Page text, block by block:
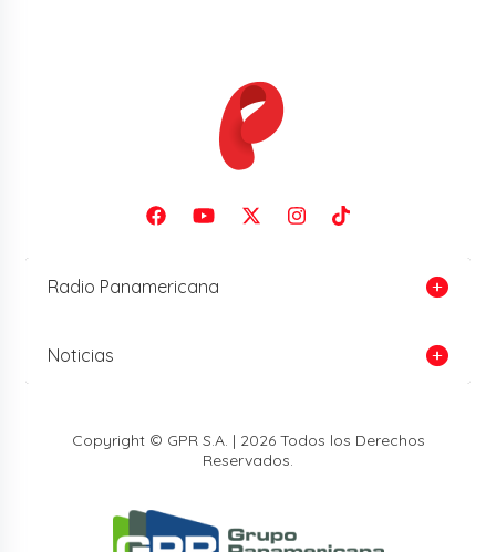
Radio Panamericana
Noticias
Copyright © GPR S.A. | 2026 Todos los Derechos
Reservados.